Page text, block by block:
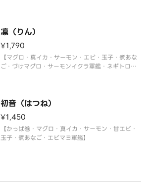
凛（りん）
¥1,790
【マグロ・真イカ・サーモン・エビ・玉子・煮あな
ご・づけマグロ・サーモンイクラ軍艦・ネギトロ軍
初音（はつね）
¥1,450
【かっぱ巻・マグロ・真イカ・サーモン・甘エビ・
玉子・煮あなご・エビマヨ軍艦】